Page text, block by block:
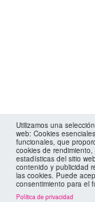
Utilizamos una
web: Cookies
funcionales, que
cookies de
estadísticas del sitio
contenido y publicidad
las cookies. Puede
consentimiento para el
Política de privacidad